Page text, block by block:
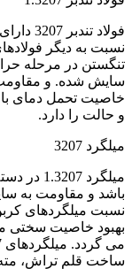
فولاد
نسبت به دیگر
تنگستن در مرحله
سایش شده. و مقاومت
و حالت را دارد.
میلگرد 3207
میلگرد
نسبت میلگردهای
ساخت قلم تراش،